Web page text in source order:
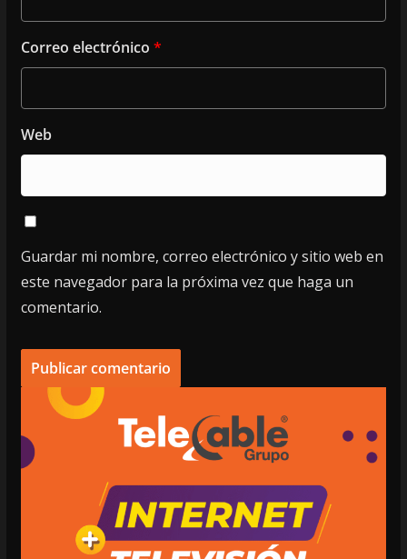
Correo electrónico *
Web
Guardar mi nombre, correo electrónico y sitio web en
este navegador para la próxima vez que haga un
comentario.